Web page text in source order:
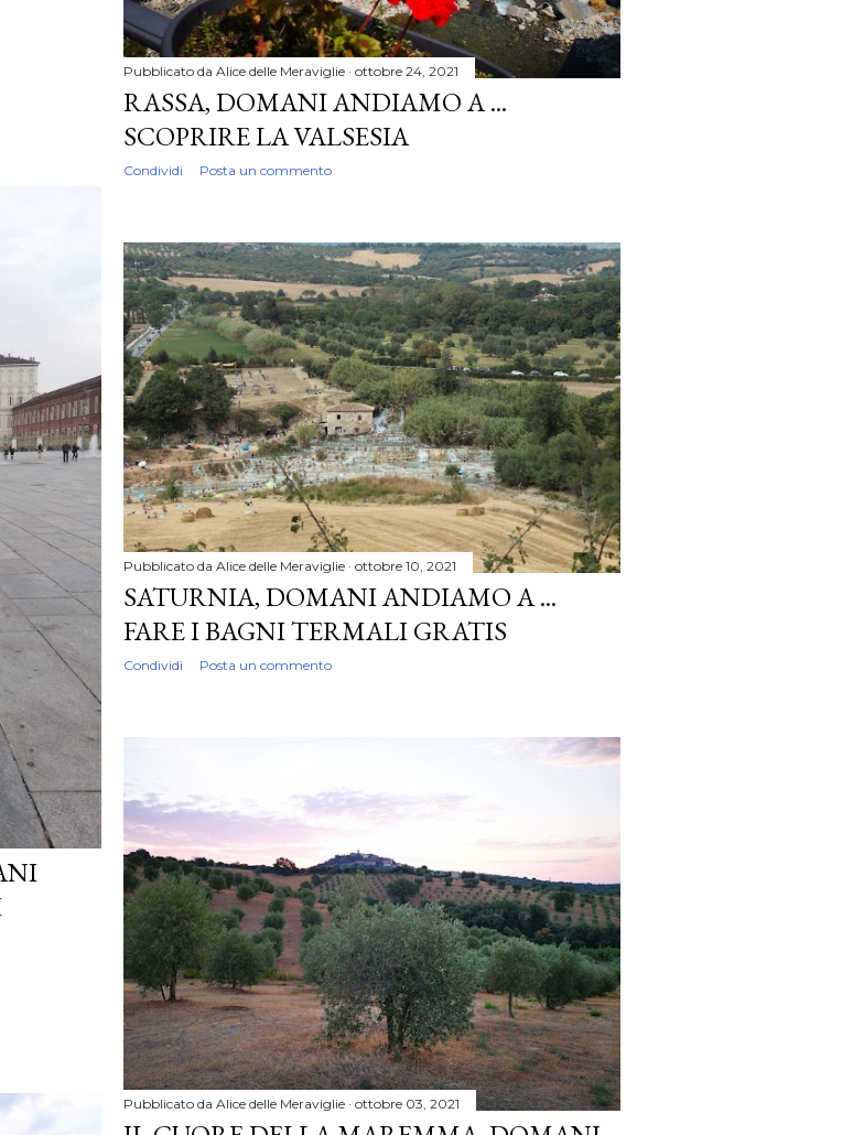
Pubblicato da Alice delle Meraviglie ottobre 24, 2021
RASSA, DOMANI ANDIAMO A ...
SCOPRIRE LA VALSESIA
Condividi Posta un commento
Pubblicato da Alice delle Meraviglie ottobre 10, 2021
SATURNIA, DOMANI ANDIAMO A ...
FARE I BAGNI TERMALI GRATIS
Condividi Posta un commento
Pubblicato da Alice delle Meraviglie ottobre 03, 2021